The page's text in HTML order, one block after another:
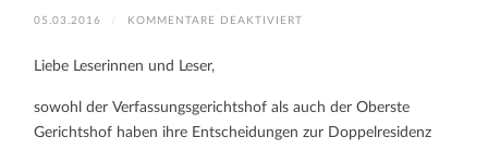
05.03.2016 / KOMMENTARE DEAKTIVIERT
AUFEINANDER
Liebe Leserinnen und Leser,
sowohl der Verfassungsgerichtshof als auch der Oberste
Gerichtshof haben ihre Entscheidungen zur Doppelresidenz